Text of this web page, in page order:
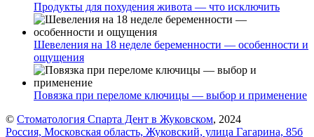
Продукты для похудения живота — что исключить
Шевеления на 18 неделе беременности — особенности и
ощущения
Повязка при переломе ключицы — выбор и применение
© Стоматология Спарта Дент в Жуковском, 2024
Россия, Московская область, Жуковский, улица Гагарина, 85б